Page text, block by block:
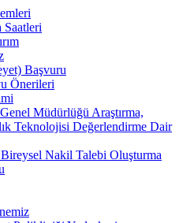
Saatleri
Başvuru
Önerileri
Müdürlüğü Araştırma,
Teknolojisi Değerlendirme Dair
Nakil Talebi Oluşturma